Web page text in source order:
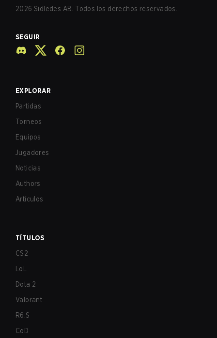
2026 Sidledes AB. Todos los derechos reservados.
SEGUIR
EXPLORAR
Partidas
Torneos
Equipos
Jugadores
Noticias
Authors
Artículos
TÍTULOS
CS2
LoL
Dota 2
Valorant
R6:S
CoD